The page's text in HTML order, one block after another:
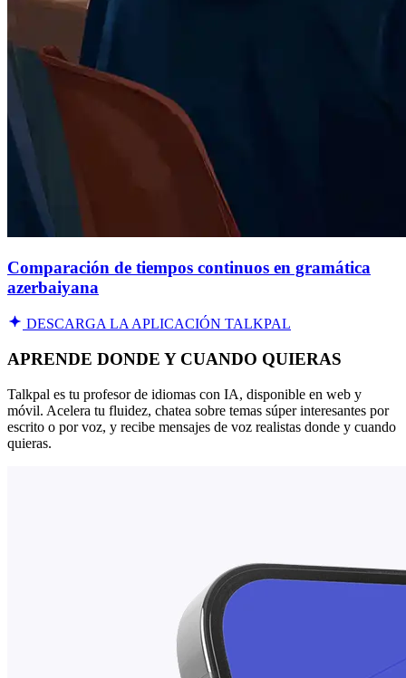
Comparación de tiempos continuos en gramática
azerbaiyana
DESCARGA LA APLICACIÓN TALKPAL
APRENDE DONDE Y CUANDO QUIERAS
Talkpal es tu profesor de idiomas con IA, disponible en web y
móvil. Acelera tu fluidez, chatea sobre temas súper interesantes por
escrito o por voz, y recibe mensajes de voz realistas donde y cuando
quieras.